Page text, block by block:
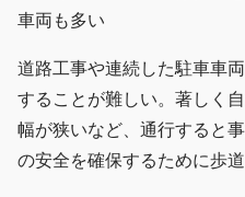
車両も多い
道路工事や連続した駐車車
することが難しい。著しく
幅が狭いなど、通行すると
の安全を確保するために歩